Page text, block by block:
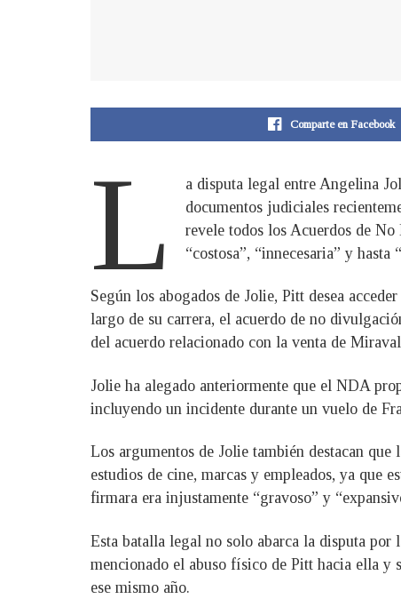
Comparte en Facebook
L
a disputa legal entre Angelina
documentos judiciales
revele todos los Acuerdos de
“costosa”, “innecesaria” y hasta
Según los abogados de Jolie, Pitt desea
largo de su carrera, el acuerdo de no
del acuerdo relacionado con la venta de
Jolie ha alegado anteriormente que el NDA
incluyendo un incidente durante un vuelo de
Los argumentos de Jolie también destacan
estudios de cine, marcas y empleados, ya que
firmara era injustamente “gravoso” y
Esta batalla legal no solo abarca la disputa por
mencionado el abuso físico de Pitt hacia ella
ese mismo año.